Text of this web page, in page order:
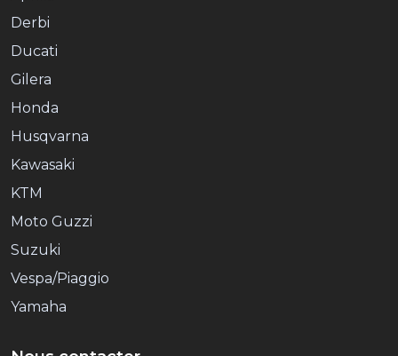
Derbi
Ducati
Gilera
Honda
Husqvarna
Kawasaki
KTM
Moto Guzzi
Suzuki
Vespa/Piaggio
Yamaha